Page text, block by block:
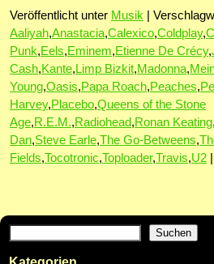
Veröffentlicht unter Musik
Aaliyah,Anastacia,Calexico,Coldplay,
Punk,Eels,Eminem,Etienne De Crécy,
Cash,Kante,Limp Bizkit,Madonna,
Young,Oasis,Papa Roach,Peaches,
Harvey,Placebo,Queens of the Stone
Age,R.E.M.,Radiohead,Ronan Keating,
Dan,Steve Earle,The Go-Betweens,
Fields,Tocotronic,Toploader,Travis,U2
Suchen